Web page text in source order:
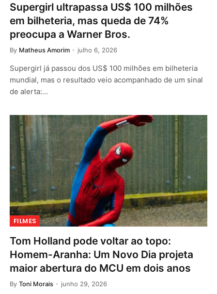
Supergirl ultrapassa US$ 100 milhões
em bilheteria, mas queda de 74%
preocupa a Warner Bros.
By Matheus Amorim julho 6, 2026
Supergirl já passou dos US$ 100 milhões em bilheteria
mundial, mas o resultado veio acompanhado de um sinal
de alerta:…
FILMES
Tom Holland pode voltar ao topo:
Homem-Aranha: Um Novo Dia projeta
maior abertura do MCU em dois anos
By Toni Morais junho 29, 2026